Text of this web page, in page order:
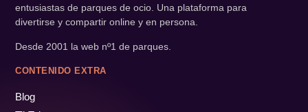
entusiastas de parques de ocio. Una plataforma para
divertirse y compartir online y en persona.
Desde 2001 la web nº1 de parques.
CONTENIDO EXTRA
Blog